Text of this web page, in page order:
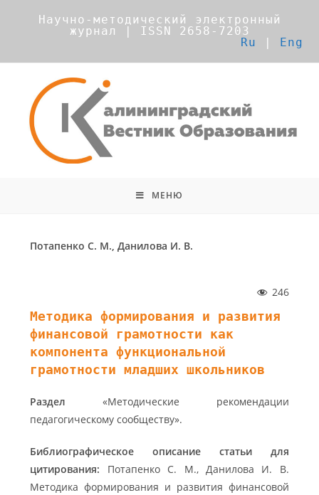
Научно-методический электронный
журнал | ISSN 2658-7203
Ru | Eng
МЕНЮ
Потапенко С. М., Данилова И. В.
246
Методика формирования и развития
финансовой грамотности как
компонента функциональной
грамотности младших школьников
Раздел «Методические рекомендации
педагогическому сообществу».
Библиографическое описание статьи для
цитирования: Потапенко С. М., Данилова И. В.
Методика формирования и развития финансовой